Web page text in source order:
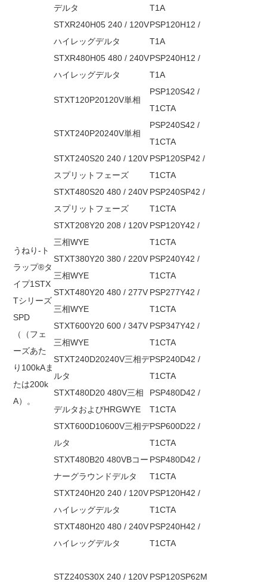
デルタ
T1A
STXR240H05 240 / 120V
ハイレッグデルタ
PSP120H12 /
T1A
STXR480H05 480 / 240V
ハイレッグデルタ
PSP240H12 /
T1A
うねり-ト
ラップ®タ
イプ1STX
Tシリーズ
SPD
（（フェ
ーズあた
り100kAま
たは200k
A）。
STXT120P20120V単相
PSP120S42 /
T1CTA
STXT240P20240V単相
PSP240S42 /
T1CTA
STXT240S20 240 / 120V
スプリットフェーズ
PSP120SP42 /
T1CTA
STXT480S20 480 / 240V
スプリットフェーズ
PSP240SP42 /
T1CTA
STXT208Y20 208 / 120V
三相WYE
PSP120Y42 /
T1CTA
STXT380Y20 380 / 220V
三相WYE
PSP240Y42 /
T1CTA
STXT480Y20 480 / 277V
三相WYE
PSP277Y42 /
T1CTA
STXT600Y20 600 / 347V
三相WYE
PSP347Y42 /
T1CTA
STXT240D20240V三相デ
ルタ
PSP240D42 /
T1CTA
STXT480D20 480V三相
デルタおよびHRGWYE
PSP480D42 /
T1CTA
STXT600D10600V三相デ
ルタ
PSP600D22 /
T1CTA
STXT480B20 480VBコー
ナーグラウンドデルタ
PSP480D42 /
T1CTA
STXT240H20 240 / 120V
ハイレッグデルタ
PSP120H42 /
T1CTA
STXT480H20 480 / 240V
ハイレッグデルタ
PSP240H42 /
T1CTA
STZ240S30X 240 / 120V PSP120SP62M